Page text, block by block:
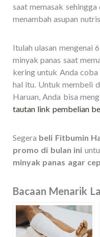
saat memasak
menambah asupan
Itulah ulasan mengenai
minyak panas saat
kering untuk Anda
hal itu. Untuk membeli
Haruan, Anda bisa
tautan link pembelian
Segera beli Fitbumin
promo di bulan ini
minyak panas agar
Bacaan Menarik